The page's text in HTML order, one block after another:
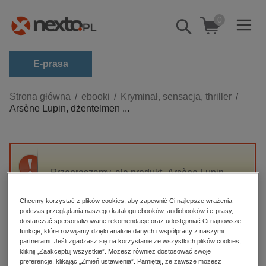
Pokaż/schowaj
wyszukiwarkę
0
E-prasa
Kategorie
Zobacz wszystkie E-prasa
budownictwo, aranżacja wnętrz
darmowe wydania
edukacja
hobby, sport, rozrywka
komputery, internet, technologie, informatyka
Strona główna ebooki
Kryminał, sensacja, thriller
Arsène Lupin, dżentelmen ...
Przepraszamy, ale produkt „Arsène Lupin,
High-contrast mode
Polecane
Chcemy korzystać z plików cookies, aby zapewnić Ci najlepsze wrażenia
podczas przeglądania naszego katalogu ebooków, audiobooków i e-prasy,
dostarczać spersonalizowane rekomendacje oraz udostępniać Ci najnowsze
funkcje, które rozwijamy dzięki analizie danych i współpracy z naszymi
partnerami. Jeśli zgadzasz się na korzystanie ze wszystkich plików cookies,
kliknij „Zaakceptuj wszystkie”. Możesz również dostosować swoje
preferencje, klikając „Zmień ustawienia”. Pamiętaj, że zawsze możesz